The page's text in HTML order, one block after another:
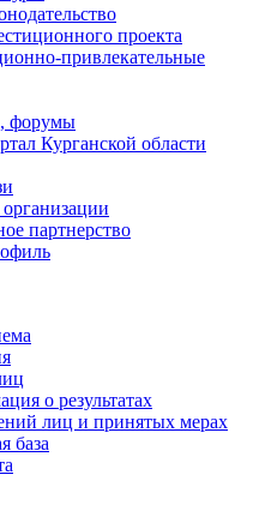
проекта
привлекательные
форумы
Курганской области
партнерство
о результатах
лиц и принятых мерах
база